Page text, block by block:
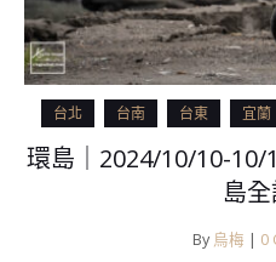
台北 台南 台東 宜蘭
環島｜2024/10/10-10/
島
By 烏梅 | 0